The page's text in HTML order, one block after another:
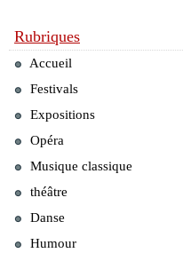
Rubriques
Accueil
Festivals
Expositions
Opéra
Musique classique
théâtre
Danse
Humour